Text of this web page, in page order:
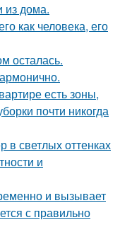
из дома.
как человека, его
осталась.
есть зоны,
почти никогда
в светлых оттенках
и
и вызывает
с правильно